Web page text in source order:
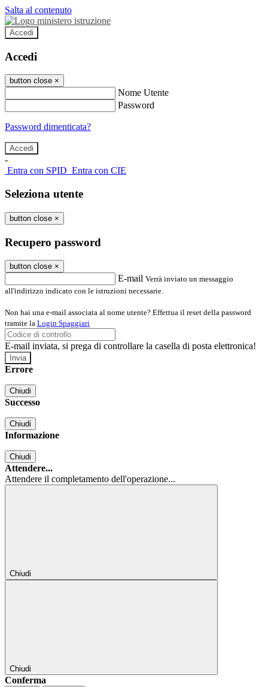
Salta al contenuto
Accedi
Accedi
button close ×
Nome Utente
Password
Password dimenticata?
-
Entra con SPID Entra con CIE
Seleziona utente
button close ×
Recupero password
button close ×
E-mail Verrà inviato un messaggio
all'indirizzo indicato con le istruzioni necessarie.
Non hai una e-mail associata al nome utente? Effettua il reset della password
tramite la Login Spaggiari
E-mail inviata, si prega di controllare la casella di posta elettronica!
Errore
Chiudi
Successo
Chiudi
Informazione
Chiudi
Attendere...
Attendere il completamento dell'operazione...
Chiudi
Chiudi
Conferma